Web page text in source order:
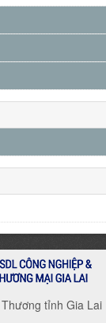
tỉnh Gia Lai